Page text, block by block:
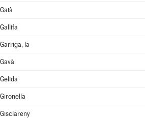
Gaià
Gallifa
Garriga, la
Gavà
Gelida
Gironella
Gisclareny